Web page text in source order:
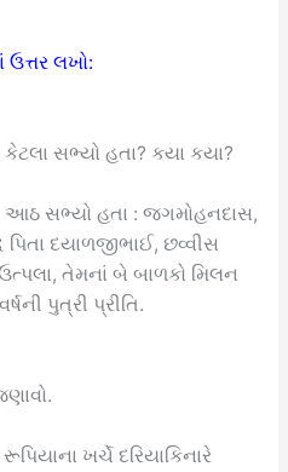
ઉત્તર લખો:
સભ્યો હતા? કયા કયા?
સભ્યો હતા : જગમોહનદાસ,
પિતા દયાળજીભાઈ, છવ્વીસ
તેમનાં બે બાળકો મિલન
પુત્રી પ્રીતિ.
ખર્ચે દરિયાકિનારે